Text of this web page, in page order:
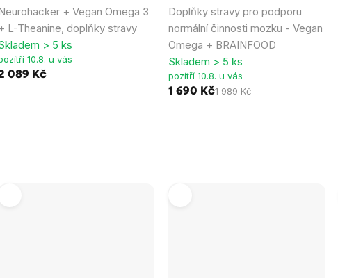
+ Vegan Omega 3
+ L-Theanine, doplňky stravy
produktu
je
5,0
z
> 5 ks
10.8. u vás
089 Kč
Doplňky stravy pro podporu
normální činnosti mozku - Vegan
Omega + BRAINFOOD
produktu
je
5,0
z
5
Skladem > 5 ks
pozítří 10.8. u vás
1 690 Kč1 989 Kč